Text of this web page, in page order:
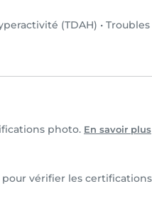
(TDAH) •
photo. En savoir plus
vérifier les